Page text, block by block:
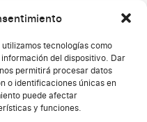
tecnologías como
del dispositivo. Dar
permitirá procesar datos
o identificaciones únicas en
puede afectar
y funciones.